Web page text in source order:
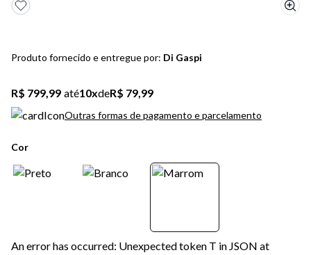
Produto fornecido e entregue por: Di Gaspi
R$ 799,99 até10xdeR$ 79,99
Outras formas de pagamento e parcelamento
Cor
An error has occurred: Unexpected token T in JSON at